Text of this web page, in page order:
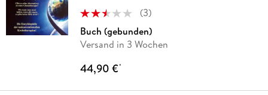
(3)
Buch (gebunden)
Versand in 3 Wochen
44,90 €*